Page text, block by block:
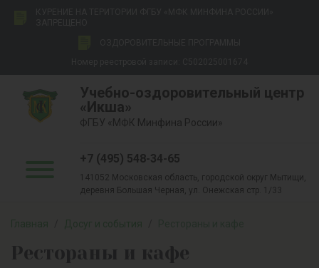
Учебно-оздоровительный центр
«Икша»
ФГБУ «МФК Минфина России»
+7 (495) 548-34-65
141052 Московская область, городской округ Мытищи,
деревня Большая Черная, ул. Онежская стр. 1/33